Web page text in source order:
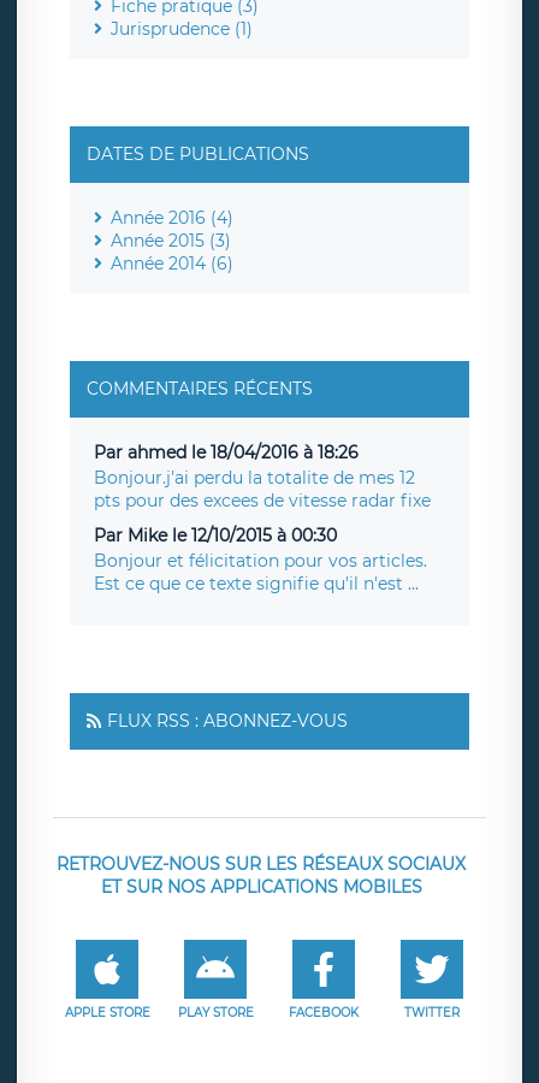
Fiche pratique (3)
Jurisprudence (1)
DATES DE PUBLICATIONS
Année 2016 (4)
Année 2015 (3)
Année 2014 (6)
COMMENTAIRES RÉCENTS
Par ahmed le 18/04/2016 à 18:26
Bonjour.j'ai perdu la totalite de mes 12
pts pour des excees de vitesse radar fixe
Par Mike le 12/10/2015 à 00:30
Bonjour et félicitation pour vos articles.
Est ce que ce texte signifie qu'il n'est ...
FLUX RSS : ABONNEZ-VOUS
RETROUVEZ-NOUS SUR LES RÉSEAUX SOCIAUX
ET SUR NOS APPLICATIONS MOBILES
APPLE STORE PLAY STORE FACEBOOK TWITTER